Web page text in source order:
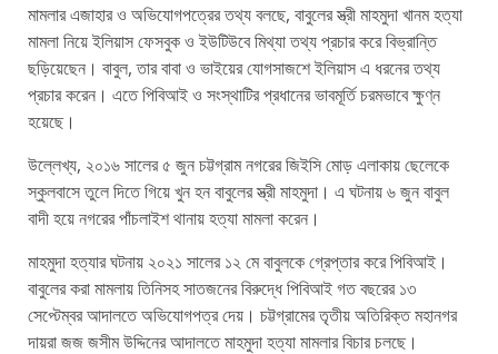
মামলার এজাহার ও অভিযোগপত্রের তথ্য বলছে, বাবুলের স্ত্রী মাহমুদা খানম হত্যা
মামলা নিয়ে ইলিয়াস ফেসবুক ও ইউটিউবে মিথ্যা তথ্য প্রচার করে বিভ্রান্তি
ছড়িয়েছেন। বাবুল, তার বাবা ও ভাইয়ের যোগসাজশে ইলিয়াস এ ধরনের তথ্য
প্রচার করেন। এতে পিবিআই ও সংস্থাটির প্রধানের ভাবমূর্তি চরমভাবে ক্ষুণ্ন
হয়েছে।
উল্লেখ্য, ২০১৬ সালের ৫ জুন চট্টগ্রাম নগরের জিইসি মোড় এলাকায় ছেলেকে
স্কুলবাসে তুলে দিতে গিয়ে খুন হন বাবুলের স্ত্রী মাহমুদা। এ ঘটনায় ৬ জুন বাবুল
বাদী হয়ে নগরের পাঁচলাইশ থানায় হত্যা মামলা করেন।
মাহমুদা হত্যার ঘটনায় ২০২১ সালের ১২ মে বাবুলকে গ্রেপ্তার করে পিবিআই।
বাবুলের করা মামলায় তিনিসহ সাতজনের বিরুদ্ধে পিবিআই গত বছরের ১৩
সেপ্টেম্বর আদালতে অভিযোগপত্র দেয়। চট্টগ্রামের তৃতীয় অতিরিক্ত মহানগর
দায়রা জজ জসীম উদ্দিনের আদালতে মাহমুদা হত্যা মামলার বিচার চলছে।